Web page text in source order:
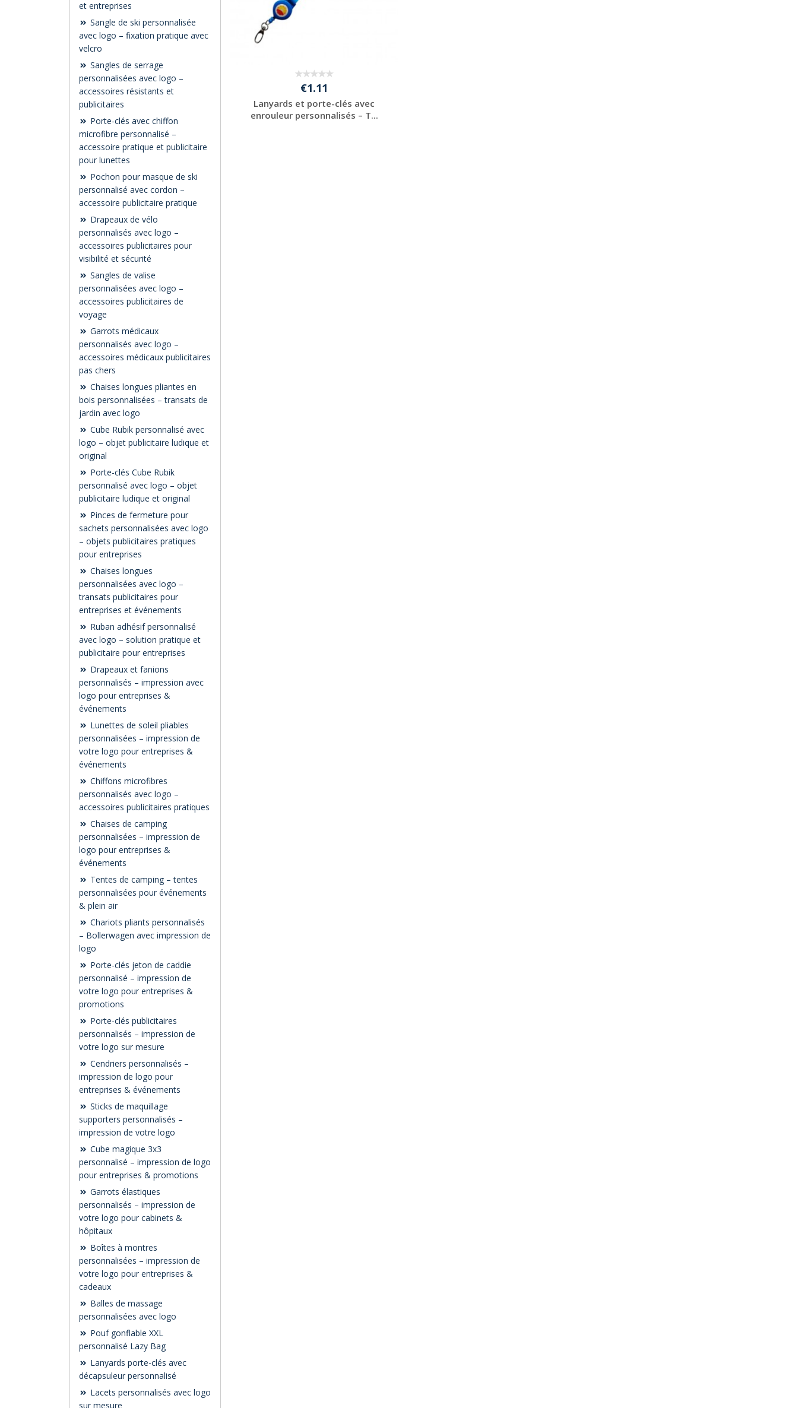
et entreprises
Sangle de ski personnalisée
avec logo – fixation pratique avec
velcro
Sangles de serrage
personnalisées avec logo –
accessoires résistants et
publicitaires
Porte-clés avec chiffon
microfibre personnalisé –
accessoire pratique et publicitaire
pour lunettes
Pochon pour masque de ski
personnalisé avec cordon –
accessoire publicitaire pratique
Drapeaux de vélo
personnalisés avec logo –
accessoires publicitaires pour
visibilité et sécurité
Sangles de valise
personnalisées avec logo –
accessoires publicitaires de
voyage
Garrots médicaux
personnalisés avec logo –
accessoires médicaux publicitaires
pas chers
Chaises longues pliantes en
bois personnalisées – transats de
jardin avec logo
Cube Rubik personnalisé avec
logo – objet publicitaire ludique et
original
Porte-clés Cube Rubik
personnalisé avec logo – objet
publicitaire ludique et original
Pinces de fermeture pour
sachets personnalisées avec logo
– objets publicitaires pratiques
pour entreprises
Chaises longues
personnalisées avec logo –
transats publicitaires pour
entreprises et événements
Ruban adhésif personnalisé
avec logo – solution pratique et
publicitaire pour entreprises
Drapeaux et fanions
personnalisés – impression avec
logo pour entreprises &
événements
Lunettes de soleil pliables
personnalisées – impression de
votre logo pour entreprises &
événements
Chiffons microfibres
personnalisés avec logo –
accessoires publicitaires pratiques
Chaises de camping
personnalisées – impression de
logo pour entreprises &
événements
Tentes de camping – tentes
personnalisées pour événements
& plein air
Chariots pliants personnalisés
– Bollerwagen avec impression de
logo
Porte-clés jeton de caddie
personnalisé – impression de
votre logo pour entreprises &
promotions
Porte-clés publicitaires
personnalisés – impression de
votre logo sur mesure
Cendriers personnalisés –
impression de logo pour
entreprises & événements
Sticks de maquillage
supporters personnalisés –
impression de votre logo
Cube magique 3x3
personnalisé – impression de logo
pour entreprises & promotions
Garrots élastiques
personnalisés – impression de
votre logo pour cabinets &
hôpitaux
Boîtes à montres
personnalisées – impression de
votre logo pour entreprises &
cadeaux
Balles de massage
personnalisées avec logo
Pouf gonflable XXL
personnalisé Lazy Bag
Lanyards porte-clés avec
décapsuleur personnalisé
Lacets personnalisés avec logo
sur mesure
€1.11
Lanyards et porte-clés avec
enrouleur personnalisés – T...